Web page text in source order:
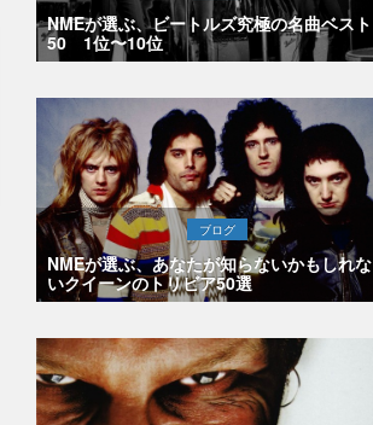
NMEが選ぶ、ビートルズ究極の名曲ベスト
50 1位〜10位
ブログ
NMEが選ぶ、あなたが知らないかもしれな
いクイーンのトリビア50選